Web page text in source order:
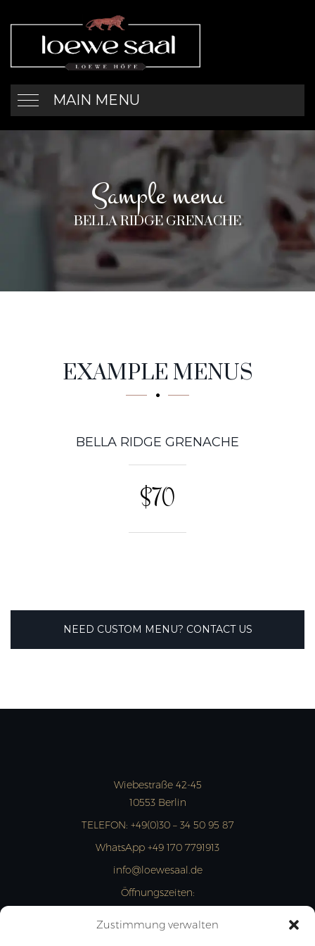
Zustimmung verwalten
MAIN MENU
Sample menu
BELLA RIDGE GRENACHE
EXAMPLE MENUS
BELLA RIDGE GRENACHE
$70
NEED CUSTOM MENU? CONTACT US
Wiebestraße 42-45
10553 Berlin
TELEFON: +49(0)30 – 34 50 95 87
WhatsApp +49 170 7791913
info@loewesaal.de
Öffnungszeiten: